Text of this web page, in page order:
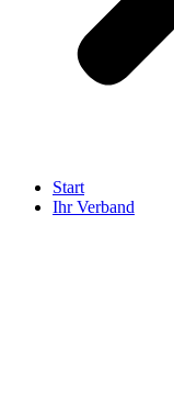
Start
Ihr Verband